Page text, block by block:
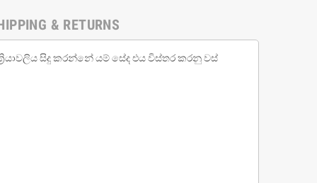
& RETURNS
සිදු කරන්නේ යම් සේද එය විස්තර කරනු වස්